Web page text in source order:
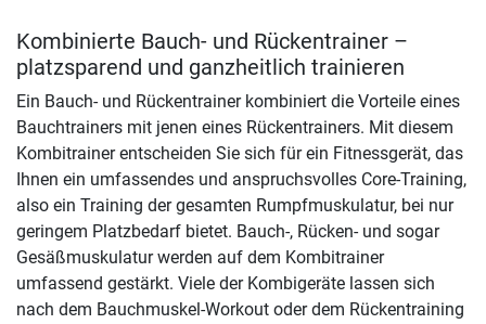
Kombinierte Bauch- und Rückentrainer –
platzsparend und ganzheitlich trainieren
Ein Bauch- und Rückentrainer kombiniert die Vorteile eines
Bauchtrainers mit jenen eines Rückentrainers. Mit diesem
Kombitrainer entscheiden Sie sich für ein Fitnessgerät, das
Ihnen ein umfassendes und anspruchsvolles Core-Training,
also ein Training der gesamten Rumpfmuskulatur, bei nur
geringem Platzbedarf bietet. Bauch-, Rücken- und sogar
Gesäßmuskulatur werden auf dem Kombitrainer
umfassend gestärkt. Viele der Kombigeräte lassen sich
nach dem Bauchmuskel-Workout oder dem Rückentraining